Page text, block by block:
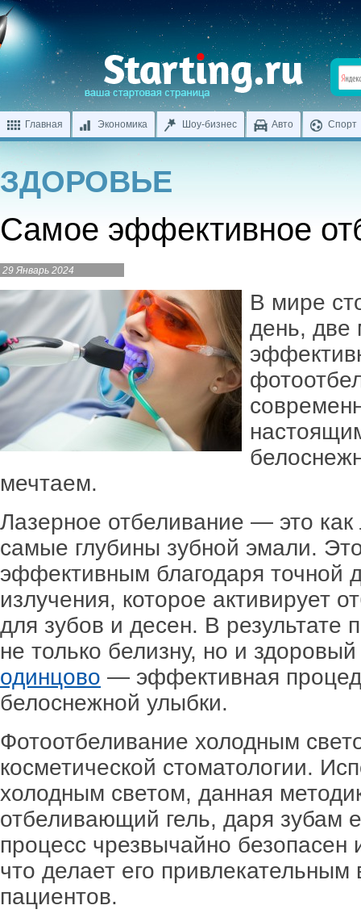
Главная Экономика Шоу-бизнес Авто Спорт
ЗДОРОВЬЕ
Самое эффективное
29 Январь 2024
В мире
день, две
мечтаем.
Лазерное отбеливание — это
самые глубины зубной эмали.
эффективным благодаря точной
излучения, которое активирует
для зубов и десен. В
не только белизну, но и
одинцово — эффективная
белоснежной улыбки.
Фотоотбеливание холодным
косметической стоматологии.
холодным светом, данная
отбеливающий гель, даря зубам
процесс чрезвычайно
что делает его
пациентов.